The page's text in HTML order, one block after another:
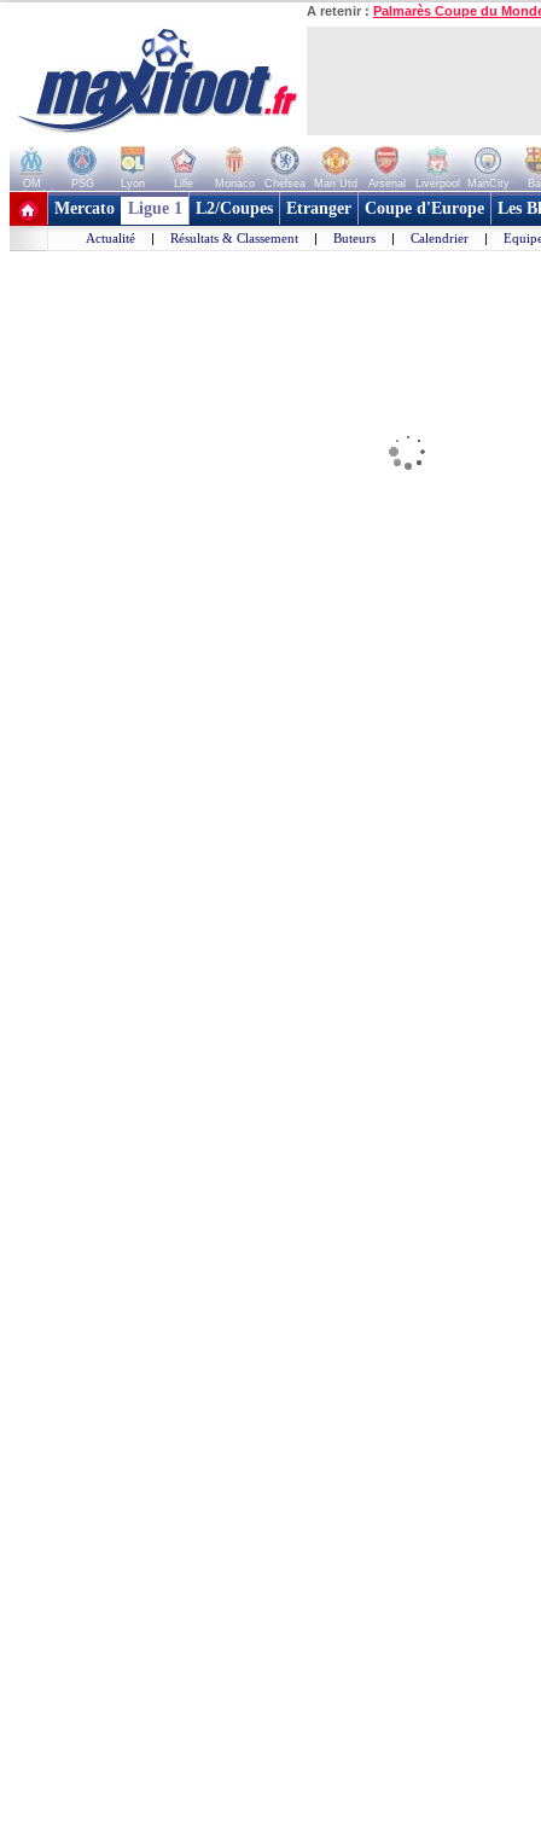
A retenir : Palmarès Coupe du
OM PSG Lyon Lille Monaco Chelsea Man Utd Arsenal Liverpool ManCity
+ de clubs
Mercato Ligue 1 L2/Coupes Etranger Coupe d'Europe Les
Actualité | Résultats & Classement | Buteurs | Calendrier |